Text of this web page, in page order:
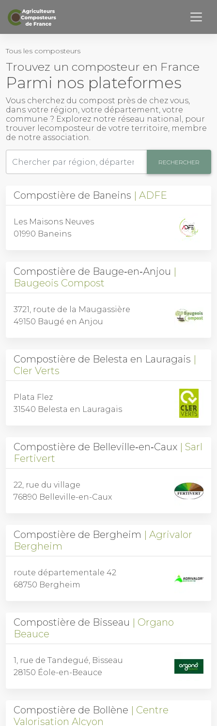
Notre Histoire
Nos membres
Activités
Actualités
Tous les composteurs
Trouvez un composteur en France
Parmi nos plateformes
Vous cherchez du compost près de chez vous,
dans votre région, votre département, votre
commune ? Explorez notre réseau national, pour
trouver lecomposteur de votre territoire, membre
de notre association.
RECHERCHER
Compostière de Baneins ADFE
Les Maisons Neuves
01990 Baneins
Compostière de Bauge‑en‑Anjou
Baugeois Compost
3721, route de la Maugassière
49150 Baugé en Anjou
Compostière de Belesta en Lauragais
Cler Verts
Plata Flez
31540 Belesta en Lauragais
Compostière de Belleville‑en‑Caux
Sarl
Fertivert
22, rue du village
76890 Belleville-en-Caux
Compostière de Bergheim
Agrivalor
Bergheim
route départementale 42
68750 Bergheim
Compostière de Bisseau
Organo
Beauce
1, rue de Tandegué, Bisseau
28150 Éole-en-Beauce
Compostière de Bollène
Centre
Valorisation Alcyon